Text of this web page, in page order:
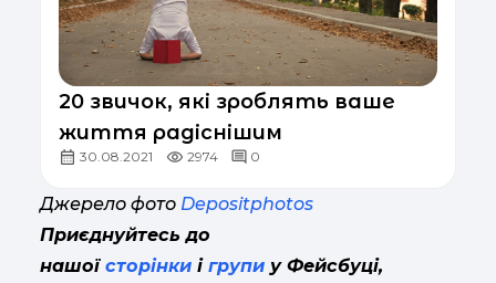
20 звичок, які зроблять ваше
життя радіснішим
30.08.2021 2974 0
Джерело фото Depositphotos
Приєднуйтесь до
нашої сторінки і групи у Фейсбуці,